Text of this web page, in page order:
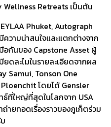
Wellness Retreats เป็นต้น
Phuket, Autograph
วามน่าสนใจและแตกต่างจาก
อกันของ Capstone Asset ผู้
ละไมในรายละเอียดจากผล
Samui, Tonson One
โดยได้ Gensler
ที่ใหญ่ที่สุดในโลกจาก USA
ายทอดเรื่องราวของภูเก็ตร่วม